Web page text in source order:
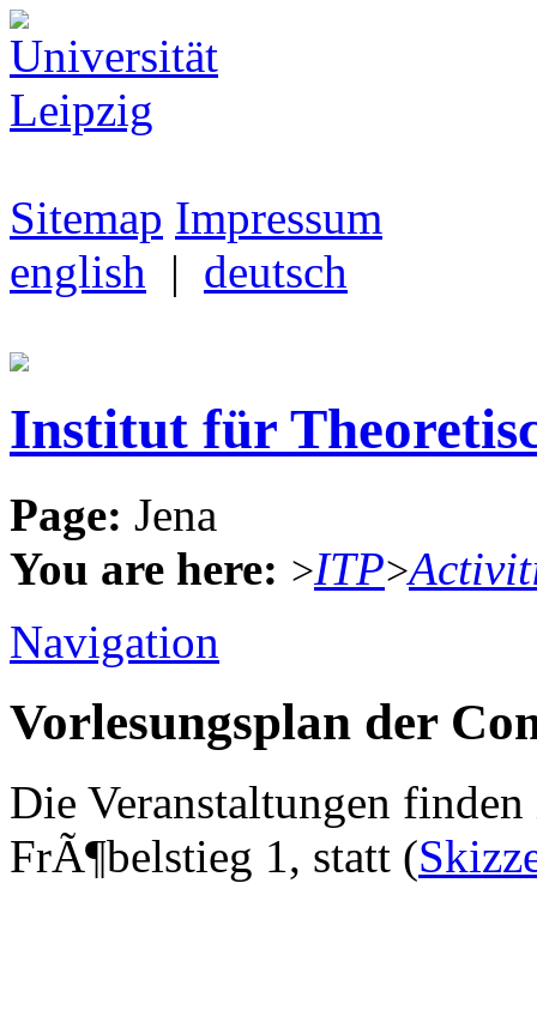
Sitemap Impressum
english | deutsch
Institut für
Page: Jena
You are here: >ITP>
Navigation
Vorlesungsplan der
Die Veranstaltungen
FrÃ¶belstieg 1, statt (